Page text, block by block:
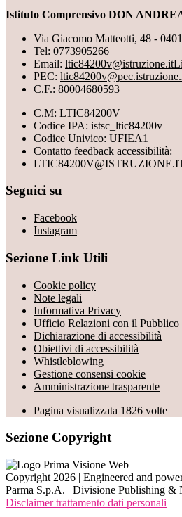
Istituto Comprensivo DON
Via Giacomo Matteotti, 48 -
Tel: 0773905266
Email: ltic84200v@istruzione.it
PEC:
C.F.: 80004680593
C.M: LTIC84200V
Codice IPA: istsc_ltic84200v
Codice Univico: UFIEA1
Contatto feedback accessibilità:
Seguici su
Facebook
Instagram
Sezione Link Utili
Cookie policy
Note legali
Informativa Privacy
Ufficio Relazioni con il Pubblico
Dichiarazione di accessibilità
Obiettivi di accessibilità
Whistleblowing
Gestione consensi cookie
Amministrazione trasparente
Pagina visualizzata 1826 volte
Sezione Copyright
Copyright 2026 | Engineered and
Parma S.p.A. | Divisione Publishing &
Disclaimer trattamento dati personali